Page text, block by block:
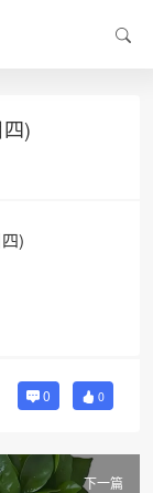
)
)
0 0
下一篇